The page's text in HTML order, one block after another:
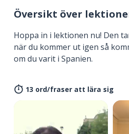
Översikt över
Hoppa in i lektionen nu! Den
när du kommer ut igen så
om du varit i Spanien.
13 ord/fraser att lära sig